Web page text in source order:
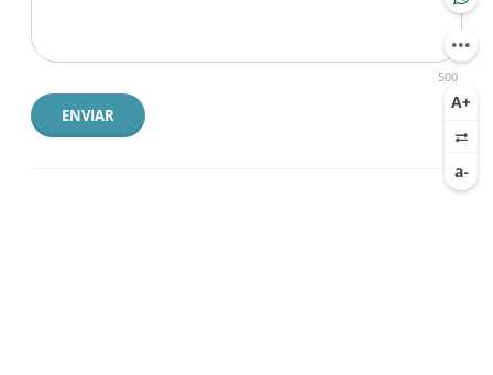
500
ENVIAR